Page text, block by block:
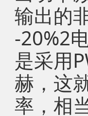
输出的
-20%2
是采用
赫，这
率，相